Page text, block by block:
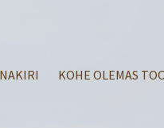
KOHE OLEMAS